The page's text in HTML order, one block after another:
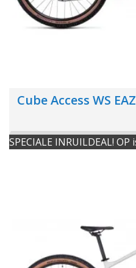
Cube Access WS
SPECIALE INRUILDEAL! OP